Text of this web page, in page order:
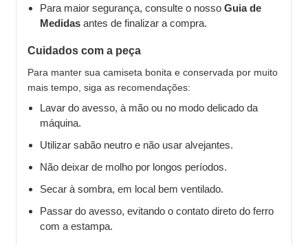
Para maior segurança, consulte o nosso Guia de
Medidas antes de finalizar a compra.
Cuidados com a peça
Para manter sua camiseta bonita e conservada por muito
mais tempo, siga as recomendações:
Lavar do avesso, à mão ou no modo delicado da
máquina.
Utilizar sabão neutro e não usar alvejantes.
Não deixar de molho por longos períodos.
Secar à sombra, em local bem ventilado.
Passar do avesso, evitando o contato direto do ferro
com a estampa.